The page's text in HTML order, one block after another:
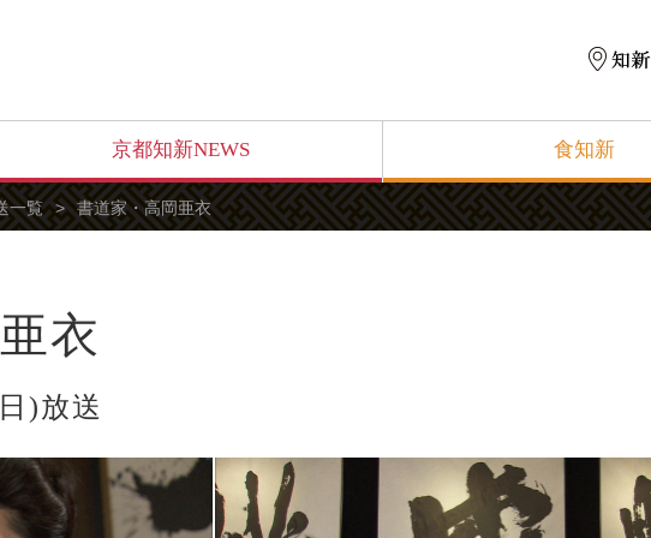
京都知新NEWS 食知新
一覧 書道家・高岡亜衣
衣
)放送